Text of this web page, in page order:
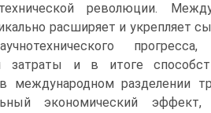
революции.
расширяет и укрепляет
прогресса,
и в итоге
международном разделении
экономический эффект,